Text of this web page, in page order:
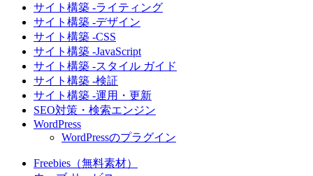
サイト構築 -ライティング
サイト構築 -デザイン
サイト構築 -CSS
サイト構築 -JavaScript
サイト構築 -スタイル ガイド
サイト構築 -検証
サイト構築 -運用・更新
SEO対策・検索エンジン
WordPress
WordPressのプラグイン
Freebies（無料素材）